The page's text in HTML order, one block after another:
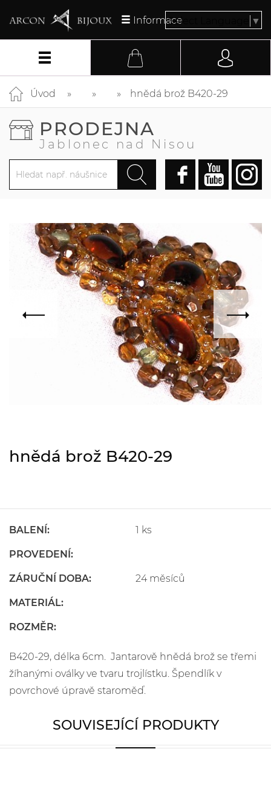
InformaceSelect Language ▼
Úvod hnědá brož B420-29
PRODEJNA
Jablonec nad Nisou
hnědá brož B420-29
BALENÍ: 1 ks
PROVEDENÍ:
ZÁRUČNÍ DOBA: 24 měsíců
MATERIÁL:
ROZMĚR:
B420-29, délka 6cm. Jantarově hnědá brož se třemi
žíhanými oválky ve tvaru trojlístku. Špendlík v
povrchové úpravě staroměď.
SOUVISEJÍCÍ PRODUKTY